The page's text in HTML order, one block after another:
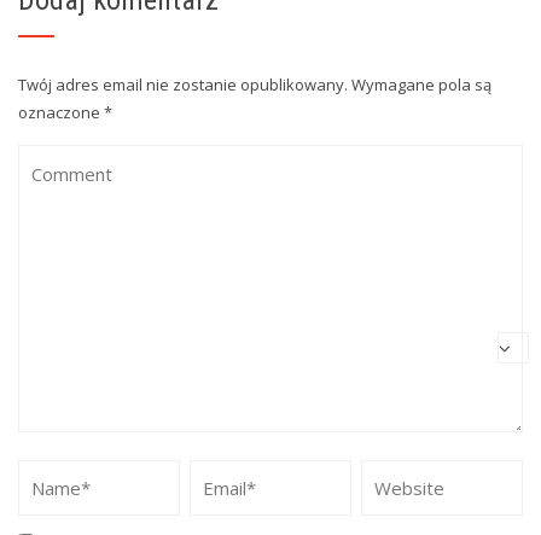
Twój adres email nie zostanie opublikowany. Wymagane pola są
oznaczone *